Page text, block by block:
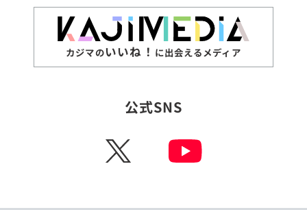
カジマのいいね！ に出会えるメディア
公式SNS
X